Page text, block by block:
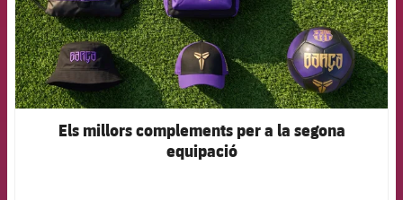
Els millors complements per a la segona
equipació